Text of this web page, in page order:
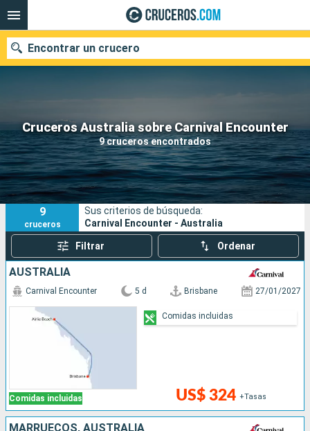
Cruceros Australia sobre Carnival Encounter
9 cruceros encontrados
Encontrar un crucero
Nuestros destinos
Fecha de salida
Puertos Compañías
Buscar
9
cruceros
Sus criterios de búsqueda:
Carnival Encounter - Australia
Filtrar Ordenar
AUSTRALIA
Comidas incluidas
Carnival Encounter 5 d Brisbane 27/01/2027
US$ 324 +Tasas
Comidas incluidas
MARRUECOS, AUSTRALIA